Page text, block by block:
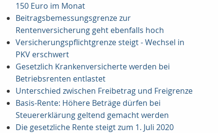
150 Euro im Monat
Beitragsbemessungsgrenze zur
Rentenversicherung geht ebenfalls hoch
Versicherungspflichtgrenze steigt - Wechsel in
PKV erschwert
Gesetzlich Krankenversicherte werden bei
Betriebsrenten entlastet
Unterschied zwischen Freibetrag und Freigrenze
Basis-Rente: Höhere Beträge dürfen bei
Steuererklärung geltend gemacht werden
Die gesetzliche Rente steigt zum 1. Juli 2020